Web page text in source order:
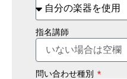
指名講師
問い合わせ種別